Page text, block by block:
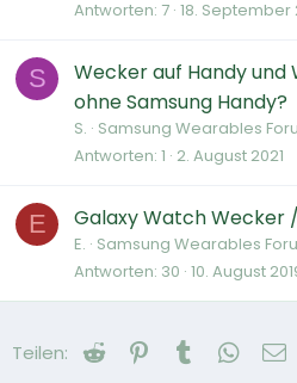
Antworten 7 18. September
S
Wecker auf Handy
ohne Samsung Handy?
S. Samsung Wearables
Antworten 1 2. August 2021
E Galaxy Watch Wecker
E. Samsung Wearables
Antworten 30 10. August
Teilen: Reddit Pinterest
Tumblr